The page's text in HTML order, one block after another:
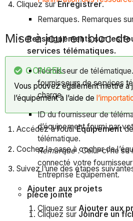
Remarques. Remarques
Renseignements sur les
services télématiques.
Fournisseur de
fournisseurs de services
charge.
ID du fournisseur de
d’équipement fourni par
télématique.
Remarque :Celui-ci ne se
connecté votre fournisseur
Entreprise Équipement.
pièce jointe
Cliquez sur Joindre un
Cliquez surEnregistrer.
Mise à jour en bloc de
CONSEIL
Vous pouvez également mettre à
l’équipement à l’aide de
Accédez à l’outilÉquipementde
Cochez la case à cocher de
Suivez l’une des étapes
Ajouter aux projets
Cliquez sur Ajouter aux